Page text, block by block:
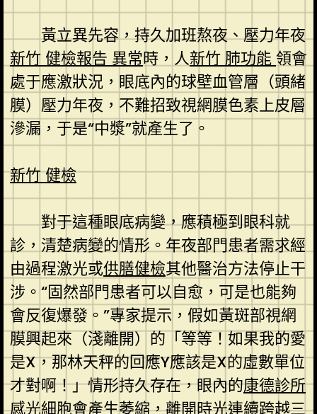
黃立異先容，持久加班熬夜、壓力年夜
新竹 健檢報告 異常時，人新竹 肺功能 領會
處于應激狀況，眼底內的球壁血管層（頭緒
膜）壓力年夜，不難招致視網膜色素上皮層
滲漏，于是“中漿”就產生了。
新竹 健檢
對于這種眼底病變，應積極到眼科就
診，清楚病變的情形。年夜部門患者需求經
由過程激光或供膳健檢其他醫治方法停止干
涉。“固然部門患者可以自愈，可是也能夠
會反復爆發。”專家提示，假如黃斑部視網
膜興起來（淺離開）的「等等！如果我的愛
是X，那林天秤的回應Y應該是X的虛數單位
才對啊！」情形持久存在，眼內的康德診所
感光細胞會產生萎縮，離開時光連續跨越三